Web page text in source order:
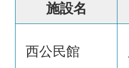
施設名
西公民館